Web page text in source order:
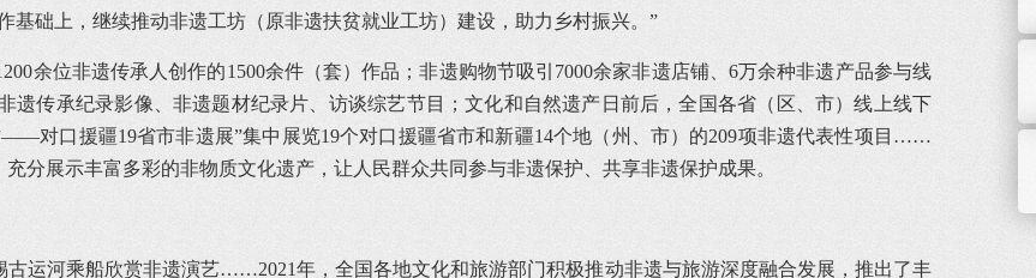
基础上，继续推动非遗工坊（原非遗扶贫就业工坊）建设，助力乡村振兴。”
余位非遗传承人创作的1500余件（套）作品；非遗购物节吸引7000余家非遗店铺、6万余种非遗产品参与线
遗传承纪录影像、非遗题材纪录片、访谈综艺节目；文化和自然遗产日前后，全国各省（区、市）线上线下
对口援疆19省市非遗展”集中展览19个对口援疆省市和新疆14个地（州、市）的209项非遗代表性项目……
分展示丰富多彩的非物质文化遗产，让人民群众共同参与非遗保护、共享非遗保护成果。
运河乘船欣赏非遗演艺……2021年，全国各地文化和旅游部门积极推动非遗与旅游深度融合发展，推出了丰